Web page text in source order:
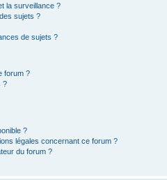
la surveillance ?
sujets ?
de sujets ?
forum ?
?
?
légales concernant ce forum ?
du forum ?